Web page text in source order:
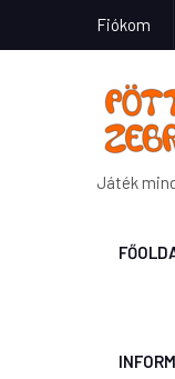
Fiókom
Játék